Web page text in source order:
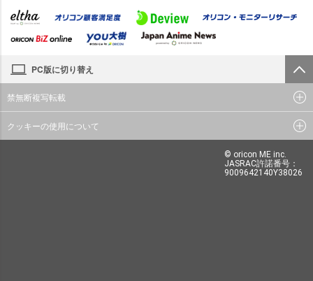
PC版に切り替え
禁無断複写転載
クッキーの使用について
© oricon ME inc.
JASRAC許諾番号：
9009642140Y38026